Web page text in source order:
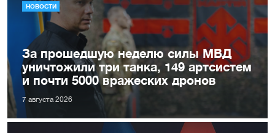
НОВОСТИ
За прошедшую неделю силы МВД
уничтожили три танка, 149 артсистем
и почти 5000 вражеских дронов
7 августа 2026